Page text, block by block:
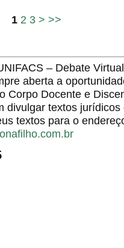
1 2 3 > >>
– Debate
aberta a
Corpo Docente e
divulgar textos
textos para o